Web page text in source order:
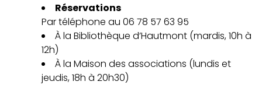
Réservations
Par téléphone au 06 78 57 63 95
À la Bibliothèque d’Hautmont (mardis, 10h à
12h)
À la Maison des associations (lundis et
jeudis, 18h à 20h30)